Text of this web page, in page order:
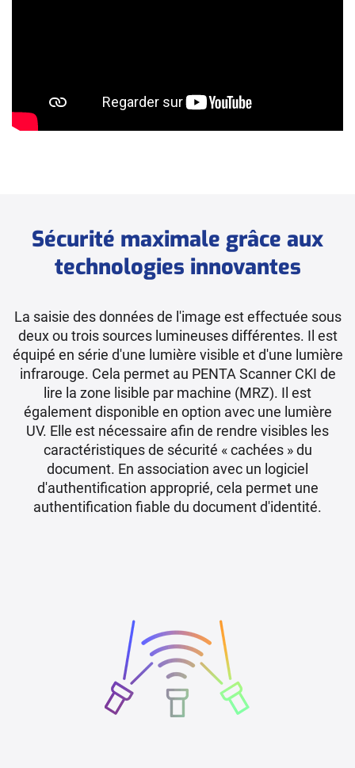
Sécurité maximale grâce aux
technologies innovantes
La saisie des données de l'image est effectuée sous
deux ou trois sources lumineuses différentes. Il est
équipé en série d'une lumière visible et d'une lumière
infrarouge. Cela permet au PENTA Scanner CKI de
lire la zone lisible par machine (MRZ). Il est
également disponible en option avec une lumière
UV. Elle est nécessaire afin de rendre visibles les
caractéristiques de sécurité « cachées » du
document. En association avec un logiciel
d'authentification approprié, cela permet une
authentification fiable du document d'identité.